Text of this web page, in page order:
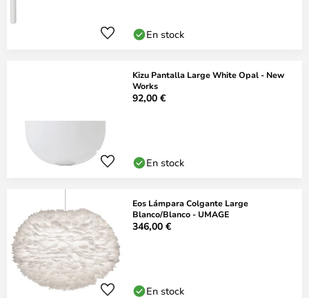
En stock
Kizu Pantalla Large White Opal - New
Works
92,00 €
En stock
Eos Lámpara Colgante Large
Blanco/Blanco - UMAGE
346,00 €
En stock